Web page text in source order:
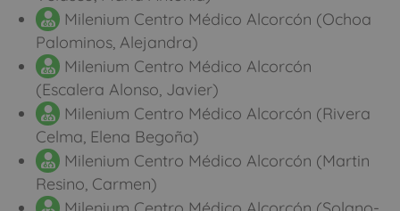
Milenium Centro Médico Alcorcón (Ochoa
Palominos, Alejandra)
Milenium Centro Médico Alcorcón
(Escalera Alonso, Javier)
Milenium Centro Médico Alcorcón (Rivera
Celma, Elena Begoña)
Milenium Centro Médico Alcorcón (Martin
Resino, Carmen)